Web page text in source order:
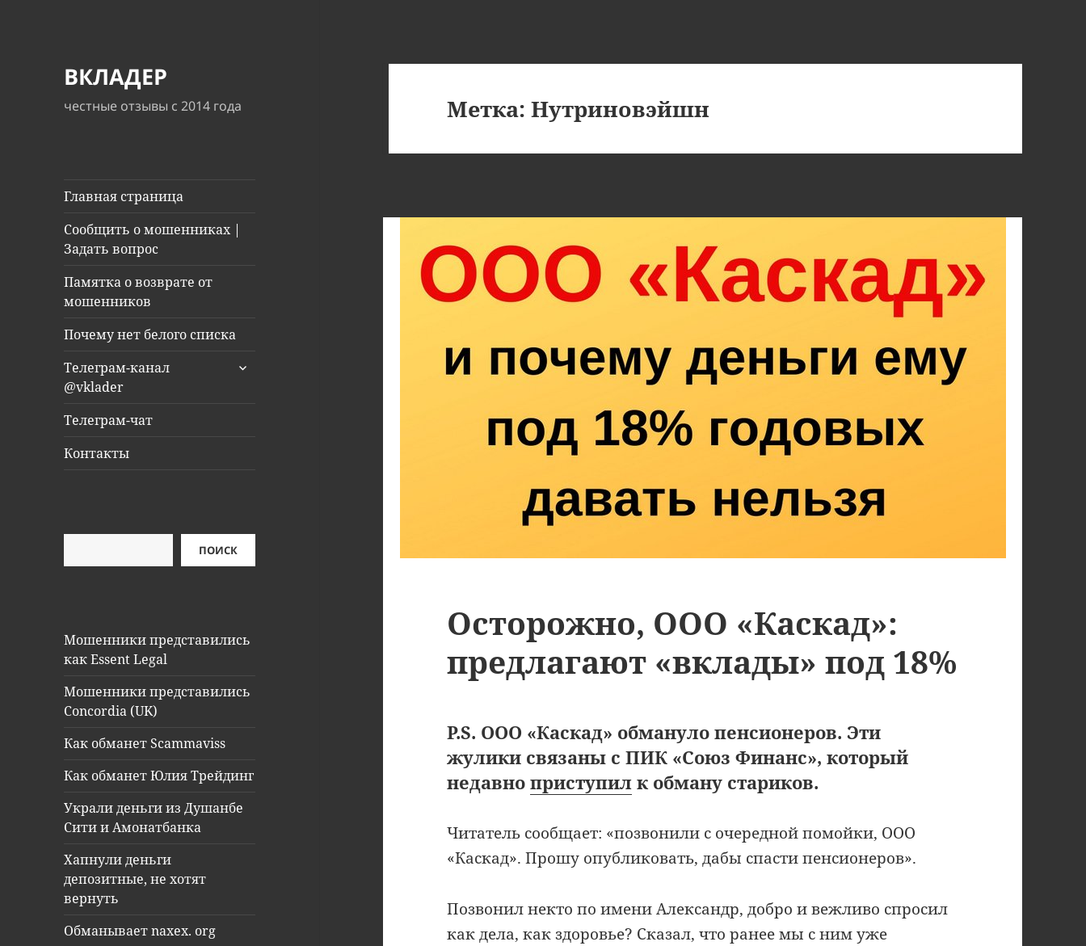
ВКЛАДЕР
честные отзывы с 2014 года
Главная страница
Сообщить о мошенниках |
Задать вопрос
Памятка о возврате от
мошенников
Почему нет белого списка
Телеграм-канал
@vklader
раскрыть
Телеграм-чат
Контакты
ПОИСК
Мошенники представились
как Essent Legal
Мошенники представились
Concordia (UK)
Как обманет Scammaviss
Как обманет Юлия Трейдинг
Украли деньги из Душанбе
Сити и Амонатбанка
Хапнули деньги
депозитные, не хотят
вернуть
Обманывает naxex. org
Метка:Нутриновэйшн
Осторожно, ООО «Каскад»:
предлагают «вклады» под 18%
P.S. ООО «Каскад» обмануло пенсионеров. Эти
жулики связаны с ПИК «Союз Финанс», который
недавноприступил к обману стариков.
Читатель сообщает: «позвонили с очередной помойки, ООО
«Каскад». Прошу опубликовать, дабы спасти пенсионеров».
Позвонил некто по имени Александр, добро и вежливо спросил
как дела, как здоровье? Сказал, что ранее мы с ним уже